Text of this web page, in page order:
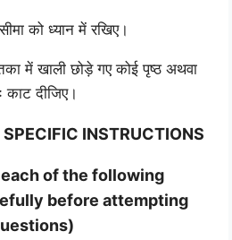
को ध्यान में रखिए।
में खाली छोड़े गए कोई पृष्ठ अथवा
काट दीजिए।
SPECIFIC INSTRUCTIONS
of the following
before attempting